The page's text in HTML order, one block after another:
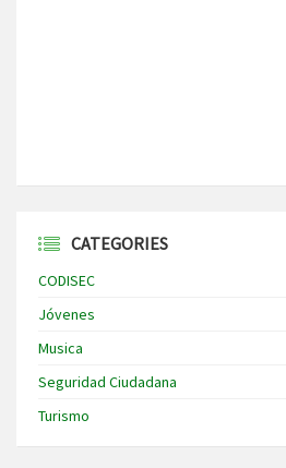
CATEGORIES
CODISEC
Jóvenes
Musica
Seguridad Ciudadana
Turismo